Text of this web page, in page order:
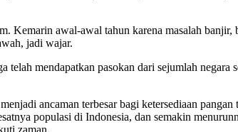
Kemarin awal-awal tahun karena masalah
jadi wajar.
mendapatkan pasokan dari sejumlah negara
ancaman terbesar bagi ketersediaan pangan
populasi di Indonesia, dan semakin
zaman.